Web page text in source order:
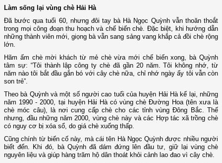
Làm sống lại vùng chè Hải Hà
Đã bước qua tuổi 60, nhưng đôi tay bà Hà Ngọc Quỳnh vẫn thoăn thoắt
trong mọi công đoạn thu hoạch và chế biến chè. Đặc biệt, khi hướng dẫn
những thành viên mới, giọng bà vẫn sang sảng vang khắp cả đồi chè rộng
lớn.
Hãm ấm chè mời khách từ mẻ chè vừa mới chế biến xong, bà Quỳnh
tâm sự: “Tôi thành lập công ty chè đã gần 20 năm. Tôi không nhớ, từ
năm nào tôi bắt đầu gắn bó với cây chè nữa, chỉ nhớ ngày ấy tôi vẫn còn
son trẻ”.
Theo bà Quỳnh và một số người cao tuổi của huyện Hải Hà kể lại, những
năm 1990 - 2000, tại huyện Hải Hà có vùng chè Đường Hoa (tên xưa là
chè móc câu), là nơi cung cấp chè cho các tỉnh vùng Đông Bắc. Thế
nhưng, đầu những năm 2000, vùng chè này và các Hợp tác xã trồng chè
có nguy cơ bị xóa sổ, do giá chè xuống thấp.
Cũng chính từ biến cố này, mà cái tên Hà Ngọc Quỳnh được nhiều người
biết đến. Khi đó, bà Quỳnh đã dám đứng lên đầu tư, giữ lại vùng chè
nguyên liệu và giúp hàng trăm hộ dân thoát khỏi cảnh lao đao vì cây chè.